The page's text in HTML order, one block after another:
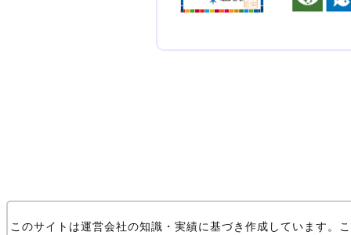
このサイトは運営会社の知識・実績に基づき作成しています。